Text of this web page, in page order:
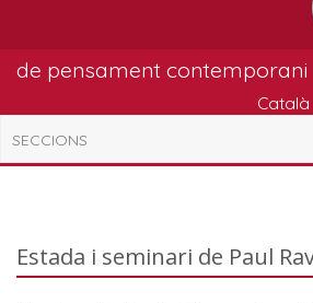
de pensament contemporani
Català
SECCIONS
Estada i seminari de Paul